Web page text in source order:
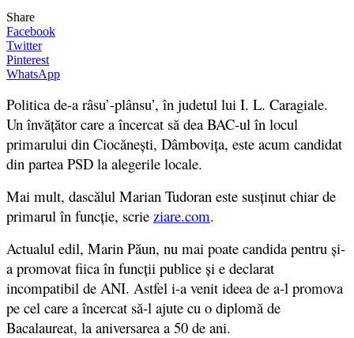
Share
Facebook
Twitter
Pinterest
WhatsApp
Politica de-a râsu’-plânsu’, în judetul lui I. L. Caragiale.
Un învățător care a încercat să dea BAC-ul în locul
primarului din Ciocănești, Dâmbovița, este acum candidat
din partea PSD la alegerile locale.
Mai mult, dascălul Marian Tudoran este susținut chiar de
primarul în funcție, scrie ziare.com.
Actualul edil, Marin Păun, nu mai poate candida pentru și-
a promovat fiica în funcții publice și e declarat
incompatibil de ANI. Astfel i-a venit ideea de a-l promova
pe cel care a încercat să-l ajute cu o diplomă de
Bacalaureat, la aniversarea a 50 de ani.